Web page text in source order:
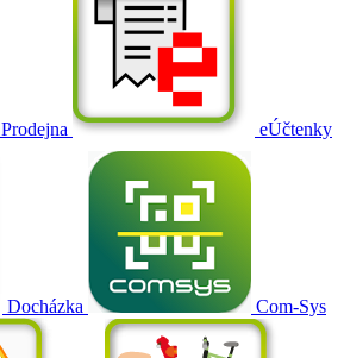
Prodejna eÚčtenky
Docházka Com-Sys